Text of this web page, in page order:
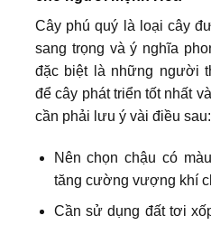
Cây phú quý là loại cây
sang trọng và ý nghĩa
đặc biệt là những người
để cây phát triển tốt nhất
cần phải lưu ý vài điều sau:
Nên chọn chậu có
tăng cường vượng khí
Cần sử dụng đất tơi